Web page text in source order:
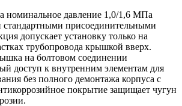
номинальное давление 1,0/1,6 МПа
присоединительными
допускает установку только на
трубопровода крышкой вверх.
на болтовом соединении
доступ к внутренним элементам для
без полного демонтажа корпуса с
покрытие защищает чугун